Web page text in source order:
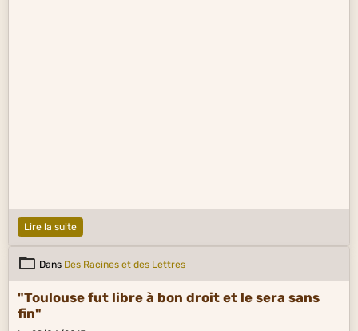
Cette devise date du XVe siècle. Plus tard on lui
substitua : "Per Tolosa totjorn mai" ("Pour
Toulouse, toujours plus").